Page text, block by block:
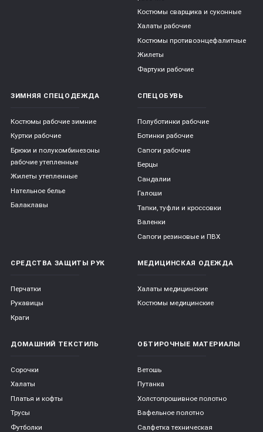
Костюмы сварщика и суконные
Халаты рабочие
Костюмы противоэнцефалитные
Жилеты
Фартуки рабочие
ЗИМНЯЯ СПЕЦОДЕЖДА
Костюмы рабочие зимние
Куртки рабочие
Брюки и полукомбинезоны
рабочие утепленные
Жилеты утепленные
Нательное белье
Балаклавы
СПЕЦОБУВЬ
Полуботинки рабочие
Ботинки рабочие
Сапоги рабочие
Берцы
Сандалии
Галоши
Тапки, туфли и кроссовки
Валенки
Сапоги резиновые и ПВХ
СРЕДСТВА ЗАЩИТЫ РУК
Перчатки
Рукавицы
Краги
МЕДИЦИНСКАЯ ОДЕЖДА
Халаты медицинские
Костюмы медицинские
ДОМАШНИЙ ТЕКСТИЛЬ
Сорочки
Халаты
Платья и кофты
Трусы
Футболки
ОБТИРОЧНЫЕ МАТЕРИАЛЫ
Ветошь
Путанка
Холстопрошивное полотно
Вафельное полотно
Салфетка техническая